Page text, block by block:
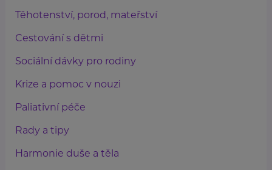
Těhotenství, porod, mateřství
Cestování s dětmi
Sociální dávky pro rodiny
Krize a pomoc v nouzi
Paliativní péče
Rady a tipy
Harmonie duše a těla